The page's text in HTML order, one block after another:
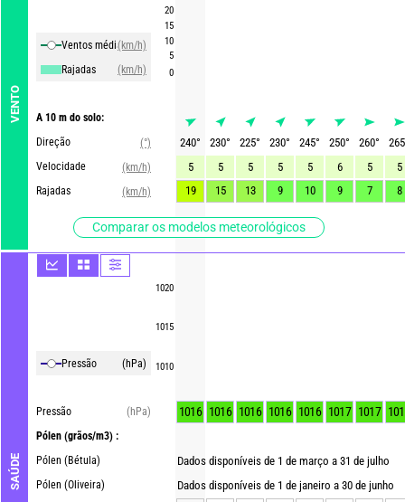
VENTO
Ventos média(km/h)
Rajadas
(km/h)
A 10 m do solo:
Direção
(°)
Velocidade
(km/h)
Rajadas
(km/h)
Comparar os modelos meteorológicos
SAÚDE
Pressão (hPa)
Pressão
(hPa)
Pólen (grãos/m3) :
Pólen (Bétula)
Pólen (Oliveira)
20
15
10
5
0
1020
1015
1010
240° 230° 225° 230° 245° 250° 260°
265
5
5 5 5 5 6 5
5
19
15 13 9 10 9 7 8
1016 1016 1016 1016 1016 1017 1017
Dados disponíveis de 1 de março a 31 de julho
Dados disponíveis de 1 de janeiro a 30 de junho